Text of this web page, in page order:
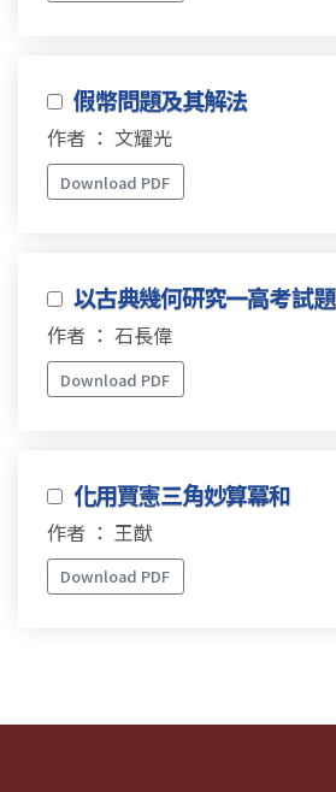
假幣問題及其解法
作者 ： 文耀光
Download PDF
以古典幾何研究一高考試題
作者 ： 石長偉
Download PDF
化用賈憲三角妙算冪和
作者 ： 王猷
Download PDF